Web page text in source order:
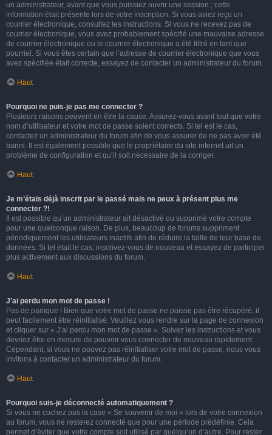
un administrateur, avant que vous puissiez ouvrir une session ; cette
information était présente lors de votre inscription. Si vous aviez reçu un
courrier électronique, consultez les instructions. Si vous ne recevez pas de
courrier électronique, vous avez probablement spécifié une mauvaise adresse
de courrier électronique ou le courrier électronique a été filtré en tant que
pourriel. Si vous êtes certain que l’adresse de courrier électronique que vous
avez spécifiée était correcte, essayez de contacter un administrateur du forum.
Haut
Pourquoi ne puis-je pas me connecter ?
Plusieurs raisons peuvent en être la cause. Assurez-vous avant tout que votre
nom d’utilisateur et votre mot de passe soient corrects. Si tel est le cas,
contactez un administrateur du forum afin de vous assurer de ne pas avoir été
banni. Il est également possible que le propriétaire du site internet ait un
problème de configuration et qu’il soit nécessaire de la corriger.
Haut
Je m’étais déjà inscrit par le passé mais ne peux à présent plus me
connecter ?!
Il est possible qu’un administrateur ait désactivé ou supprimé votre compte
pour une quelconque raison. De plus, beaucoup de forums suppriment
périodiquement les utilisateurs inactifs afin de réduire la taille de leur base de
données. Si tel était le cas, inscrivez-vous de nouveau et essayez de participer
plus activement aux discussions du forum.
Haut
J’ai perdu mon mot de passe !
Pas de panique ! Bien que votre mot de passe ne puisse pas être récupéré, il
peut facilement être réinitialisé. Veuillez vous rendre sur la page de connexion
et cliquer sur « J’ai perdu mon mot de passe ». Suivez les instructions et vous
devriez être en mesure de pouvoir vous connecter de nouveau rapidement.
Cependant, si vous ne pouvez pas réinitialiser votre mot de passe, nous vous
invitons à contacter un administrateur du forum.
Haut
Pourquoi suis-je déconnecté automatiquement ?
Si vous ne cochez pas la case « Se souvenir de moi » lors de votre connexion
au forum, vous ne resterez connecté que pour une période prédéfinie. Cela
permet d’éviter que votre compte soit utilisé par quelqu’un d’autre. Pour rester